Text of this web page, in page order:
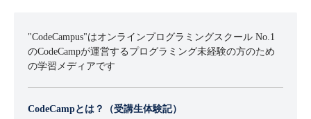
"CodeCampus"はオンラインプログラミングスクール No.1
のCodeCampが運営するプログラミング未経験の方のため
の学習メディアです
CodeCampとは？（受講生体験記）